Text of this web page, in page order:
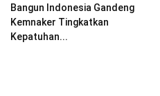
Bangun Indonesia Gandeng
Kemnaker Tingkatkan
Kepatuhan...